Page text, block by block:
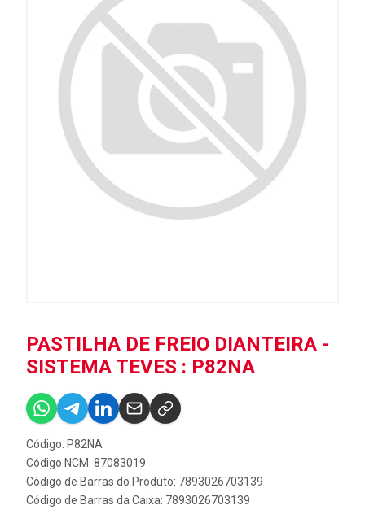
PASTILHA DE FREIO DIANTEIRA -
SISTEMA TEVES : P82NA
Código: P82NA
Código NCM: 87083019
Código de Barras do Produto: 7893026703139
Código de Barras da Caixa: 7893026703139